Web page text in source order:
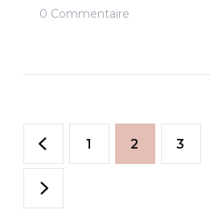
0 Commentaire
Et
Posts
pagination
Page
1 Page
2 Page
3